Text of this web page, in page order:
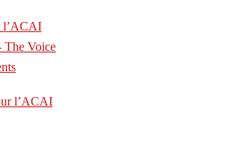
l’ACAI
The Voice
l’ACAI